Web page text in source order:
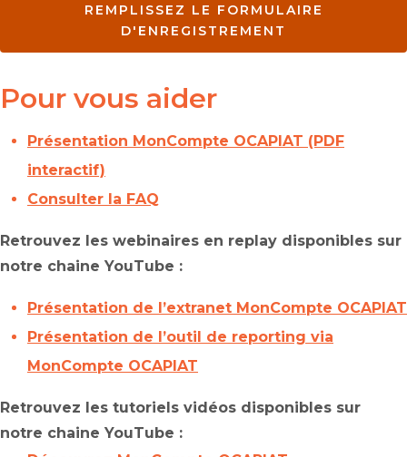
REMPLISSEZ LE FORMULAIRE
D'ENREGISTREMENT
Pour vous aider
Présentation MonCompte OCAPIAT (PDF
interactif)
Consulter la FAQ
Retrouvez les webinaires en replay disponibles sur
notre chaine YouTube :
Présentation de l’extranet MonCompte OCAPIAT
Présentation de l’outil de reporting via
MonCompte OCAPIAT
Retrouvez les tutoriels vidéos disponibles sur
notre chaine YouTube :